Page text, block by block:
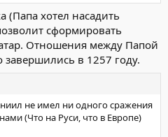
(Папа хотел насадить
сформировать
Отношения между Папой
завершились в 1257 году.
не имел ни одного сражения
(Что на Руси, что в Европе)